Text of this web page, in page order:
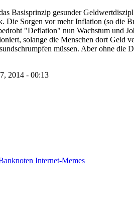
Basisprinzip gesunder
Sorgen vor mehr Inflation (so die
"Deflation" nun Wachstum und
solange die Menschen dort Geld
müssen. Aber ohne die
2014 - 00:13
Internet-Memes